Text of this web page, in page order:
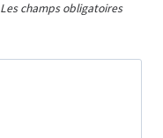
Les champs obligatoires